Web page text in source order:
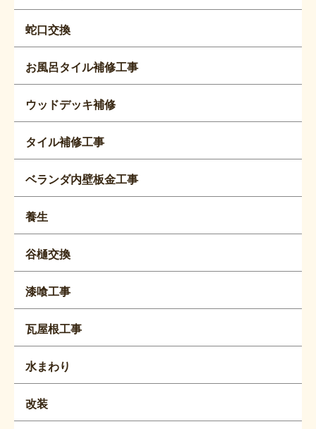
蛇口交換
お風呂タイル補修工事
ウッドデッキ補修
タイル補修工事
ベランダ内壁板金工事
養生
谷樋交換
漆喰工事
瓦屋根工事
水まわり
改装